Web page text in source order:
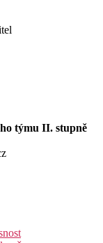
týmu II. stupně